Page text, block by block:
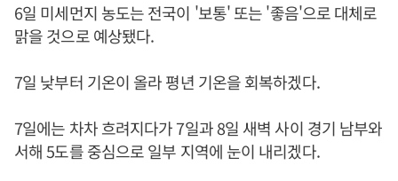
6일 미세먼지 농도는 전국이 '보통' 또는 '좋음'으로 대체로
맑을 것으로 예상됐다.
7일 낮부터 기온이 올라 평년 기온을 회복하겠다.
7일에는 차차 흐려지다가 7일과 8일 새벽 사이 경기 남부와
서해 5도를 중심으로 일부 지역에 눈이 내리겠다.